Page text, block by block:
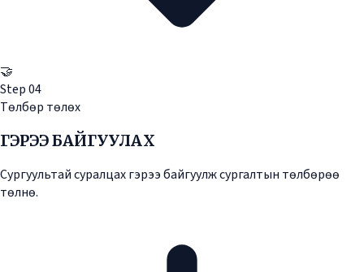
🤝
Step04
Төлбөр төлөх
ГЭРЭЭ БАЙГУУЛАХ
Сургуультай суралцах гэрээ байгуулж сургалтын төлбөрөө
төлнө.